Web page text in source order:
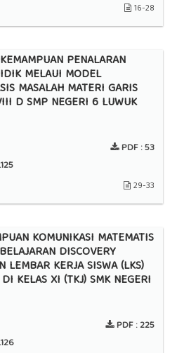
16-28
PENALARAN
MELAUI MODEL
MASALAH MATERI GARIS
D SMP NEGERI 6 LUWUK
PDF :53
29-33
KOMUNIKASI MATEMATIS
DISCOVERY
LEMBAR KERJA SISWA (LKS)
KELAS XI (TKJ) SMK NEGERI
PDF :225